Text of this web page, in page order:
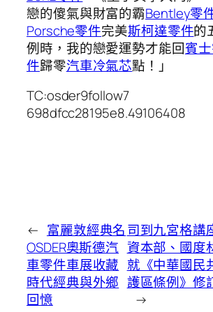
戀的傻氣與財富的霸Bentley零
Porsche零件完美斯柯達零件的
例時，我的戀愛運勢才能回賓
件歸零汽車冷氣芯點！」
TC:osder9follow7
698dfcc28195e8.49106408
← 富麗敦經典名
OSDER奧斯德汽
車零件車展收藏
時代經典與外鄉
回憶
司到九宮格講
資本部、國度
就《中華國民
護區條例》修
→